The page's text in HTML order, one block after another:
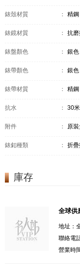
錶殼材質 ： 精鋼
錶鏡材質 ： 抗
錶盤顏色 ： 銀色
錶帶顏色 ： 銀色
錶帶材質 ： 精鋼
抗水 ： 30米
附件 ： 原
錶釦種類 ： 折疊
庫存
全球供
地址：
聯絡電
營業時